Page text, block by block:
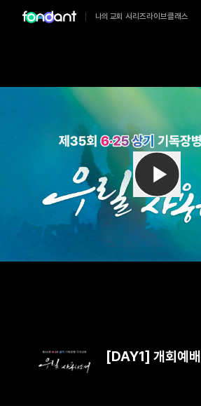
나의 교회 시리즈라이브클래스
[DAY1] 개회예배